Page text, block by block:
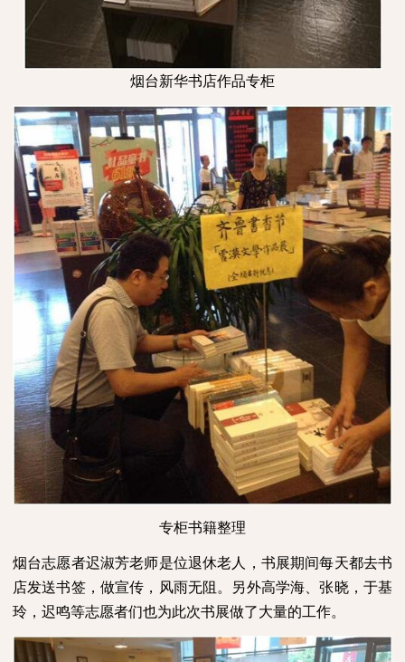
烟台新华书店作品专柜
专柜书籍整理
烟台志愿者迟淑芳老师是位退休老人，书展期间每天都去书
店发送书签，做宣传，风雨无阻。另外高学海、张晓，于基
玲，迟鸣等志愿者们也为此次书展做了大量的工作。